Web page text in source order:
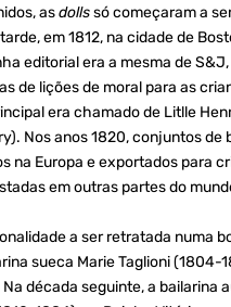
asdollssó começaram a
em 1812, na cidade de
editorial era a mesma de
de lições de moral para as
era chamado de Litlle
Nos anos 1820, conjuntos de
na Europa e exportados para
em outras partes do
a ser retratada numa
sueca Marie Taglioni (1804-
década seguinte, a bailarina